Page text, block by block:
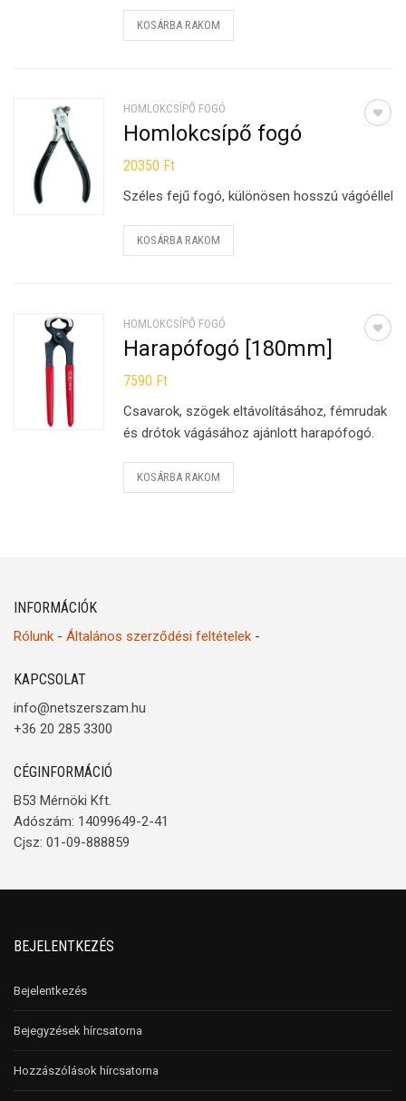
KOSÁRBA RAKOM
HOMLOKCSÍPŐ FOGÓ
Homlokcsípő fogó
20350 Ft
Széles fejű fogó, különösen hosszú vágóéllel.
KOSÁRBA RAKOM
HOMLOKCSÍPŐ FOGÓ
Harapófogó [180mm]
7590 Ft
Csavarok, szögek eltávolításához, fémrudak
és drótok vágásához ajánlott harapófogó.
KOSÁRBA RAKOM
INFORMÁCIÓK
Rólunk - Általános szerződési feltételek -
KAPCSOLAT
info@netszerszam.hu
+36 20 285 3300
CÉGINFORMÁCIÓ
B53 Mérnöki Kft.
Adószám: 14099649-2-41
Cjsz: 01-09-888859
BEJELENTKEZÉS
Bejelentkezés
Bejegyzések hírcsatorna
Hozzászólások hírcsatorna